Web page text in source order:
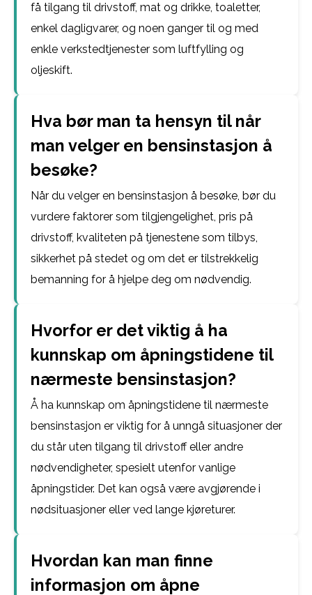
få tilgang til drivstoff, mat og drikke, toaletter,
enkel dagligvarer, og noen ganger til og med
enkle verkstedtjenester som luftfylling og
oljeskift.
Hva bør man ta hensyn til når
man velger en bensinstasjon å
besøke?
Når du velger en bensinstasjon å besøke, bør du
vurdere faktorer som tilgjengelighet, pris på
drivstoff, kvaliteten på tjenestene som tilbys,
sikkerhet på stedet og om det er tilstrekkelig
bemanning for å hjelpe deg om nødvendig.
Hvorfor er det viktig å ha
kunnskap om åpningstidene til
nærmeste bensinstasjon?
Å ha kunnskap om åpningstidene til nærmeste
bensinstasjon er viktig for å unngå situasjoner der
du står uten tilgang til drivstoff eller andre
nødvendigheter, spesielt utenfor vanlige
åpningstider. Det kan også være avgjørende i
nødsituasjoner eller ved lange kjøreturer.
Hvordan kan man finne
informasjon om åpne